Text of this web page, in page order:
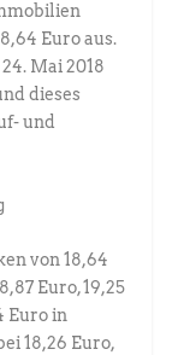
Euro aus.
Mai 2018
dieses
und
von 18,64
Euro, 19,25
Euro in
18,26 Euro,